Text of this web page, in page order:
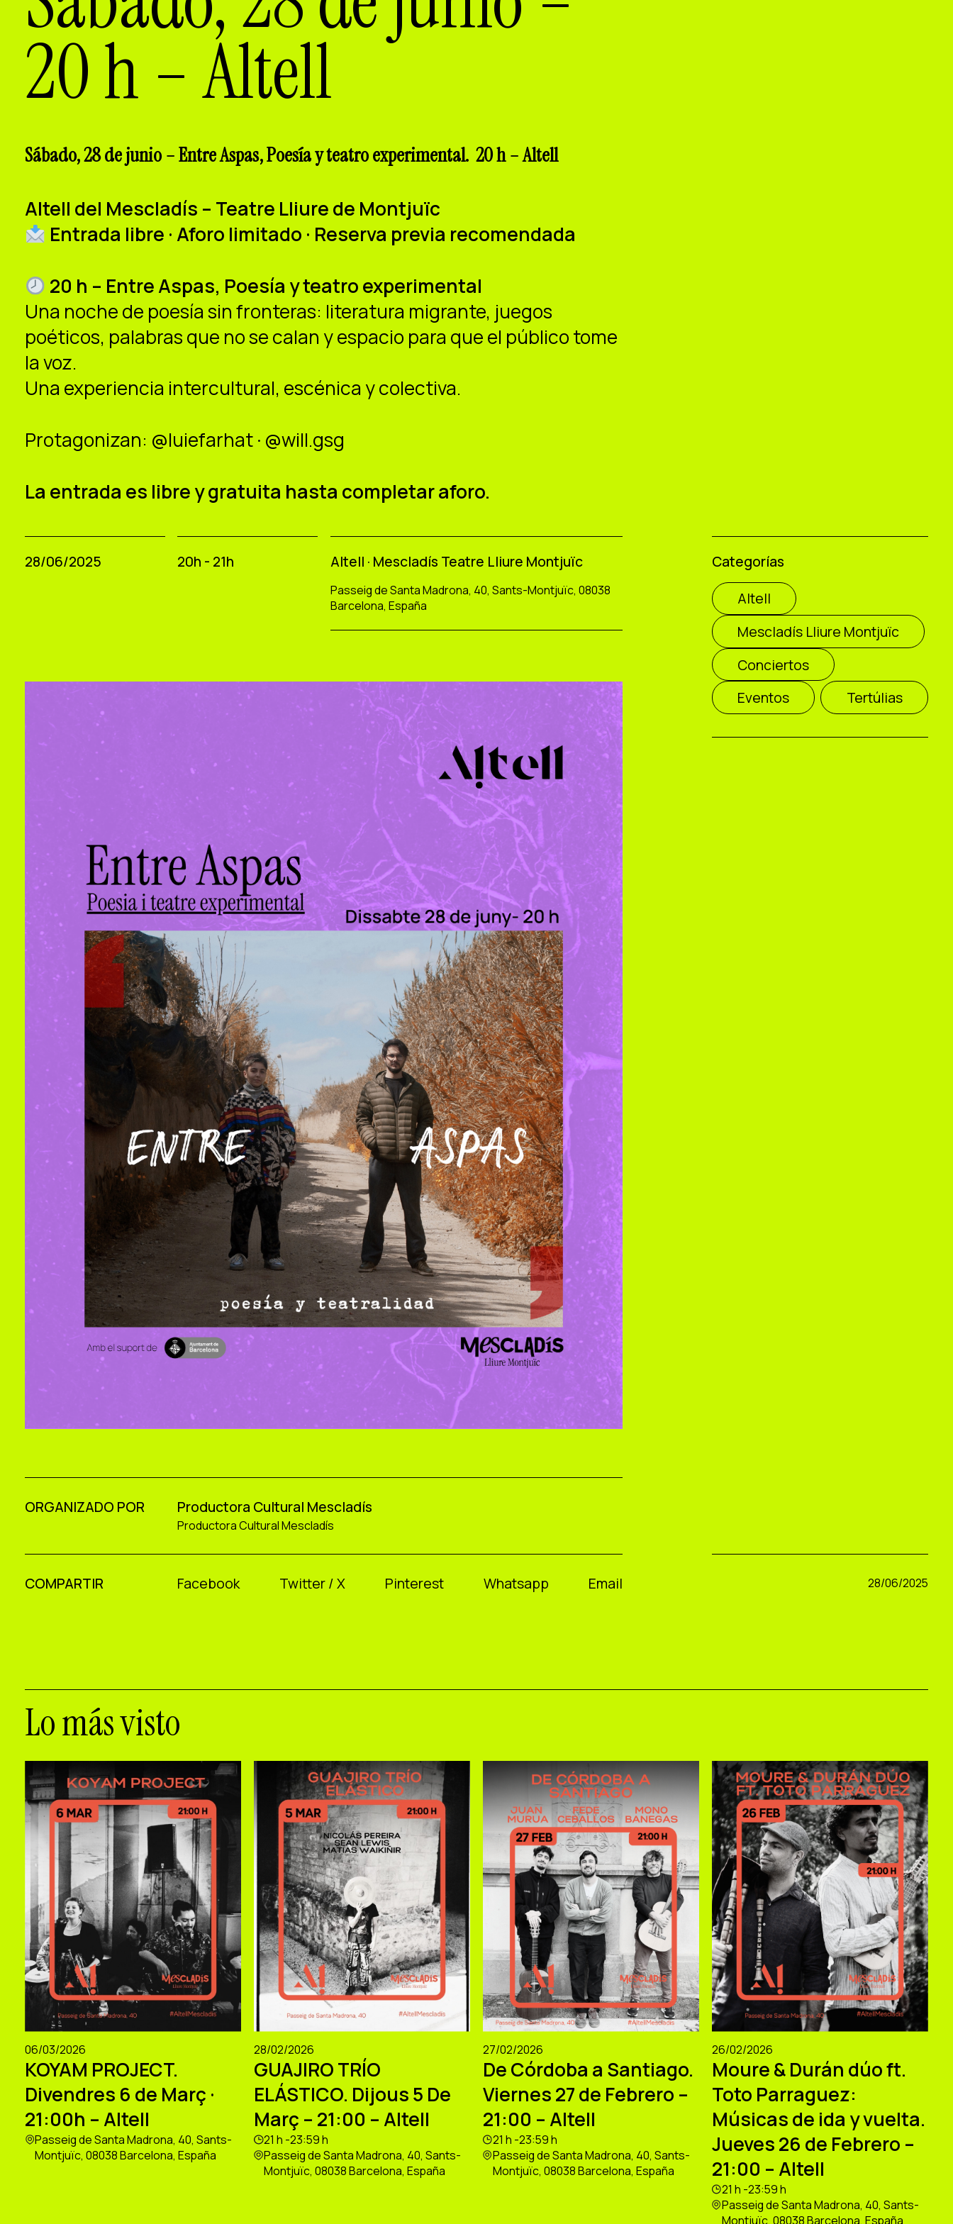
20 h – Altell
Sábado, 28 de junio – Entre Aspas, Poesía y teatro experimental. 20 h – Altell
Altell del Mescladís – Teatre Lliure de Montjuïc
Entrada libre · Aforo limitado · Reserva previa recomendada
20 h – Entre Aspas, Poesía y teatro experimental
Una noche de poesía sin fronteras: literatura migrante, juegos
poéticos, palabras que no se calan y espacio para que el público tome
la voz.
Una experiencia intercultural, escénica y colectiva.
Protagonizan: @luiefarhat · @will.gsg
La entrada es libre y gratuita hasta completar aforo.
28/06/2025 20h - 21h Altell · Mescladís Teatre Lliure Montjuïc
Passeig de Santa Madrona, 40, Sants-Montjuïc, 08038
Barcelona, España
ORGANIZADO POR Productora Cultural Mescladís
Productora Cultural Mescladís
Categorías
Altell
Mescladís Lliure Montjuïc
Conciertos
Eventos
Tertúlias
COMPARTIR Facebook Twitter / X Pinterest Whatsapp Email 28/06/2025
Lo más visto
06/03/2026
KOYAM PROJECT.
Divendres 6 de Març ·
21:00h – Altell
Passeig de Santa Madrona, 40, Sants-
Montjuïc, 08038 Barcelona, España
28/02/2026
GUAJIRO TRÍO
ELÁSTICO. Dijous 5 De
Març – 21:00 – Altell
21 h -23:59 h
Passeig de Santa Madrona, 40, Sants-
Montjuïc, 08038 Barcelona, España
27/02/2026
De Córdoba a Santiago.
Viernes 27 de Febrero –
21:00 – Altell
21 h -23:59 h
Passeig de Santa Madrona, 40, Sants-
Montjuïc, 08038 Barcelona, España
26/02/2026
Moure & Durán dúo ft.
Toto Parraguez:
Músicas de ida y vuelta.
Jueves 26 de Febrero –
21:00 – Altell
21 h -23:59 h
Passeig de Santa Madrona, 40, Sants-
Montjuïc, 08038 Barcelona, España